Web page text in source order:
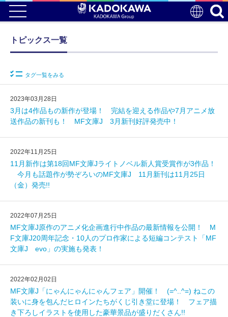
トピックス一覧
タグ一覧をみる
2023年03月28日
3月は4作品もの新作が登場！ 完結を迎える作品や7月アニメ放
送作品の新刊も！ MF文庫J 3月新刊好評発売中！
2022年11月25日
11月新作は第18回MF文庫Jライトノベル新人賞受賞作が3作品！
今月も話題作が勢ぞろいのMF文庫J 11月新刊は11月25日
（金）発売!!
2022年07月25日
MF文庫J原作のアニメ化企画進行中作品の最新情報を公開！ M
F文庫J20周年記念・10人のプロ作家による短編コンテスト「MF
文庫J evo」の実施も発表！
2022年02月02日
MF文庫J「にゃんにゃんにゃんフェア」開催！ (=^..^=) ねこの
装いに身を包んだヒロインたちがくじ引き堂に登場！ フェア描
き下ろしイラストを使用した豪華景品が盛りだくさん!!